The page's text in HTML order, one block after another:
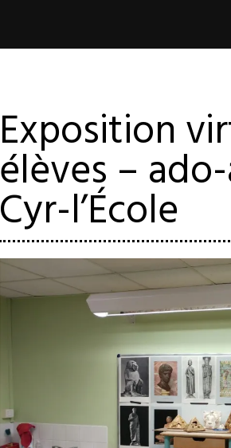
Exposition
élèves –
Cyr-l’École